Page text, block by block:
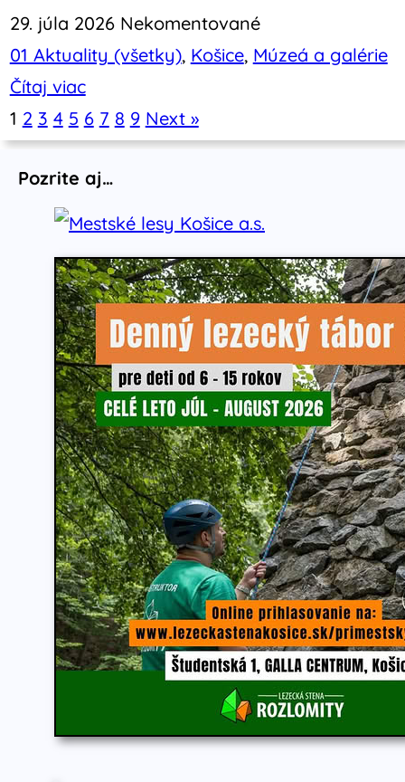
29. júla 2026 Nekomentované
01 Aktuality (všetky), Košice, Múzeá a galérie
Čítaj viac
1 2 3 4 5 6 7 8 9 Next »
Pozrite aj…